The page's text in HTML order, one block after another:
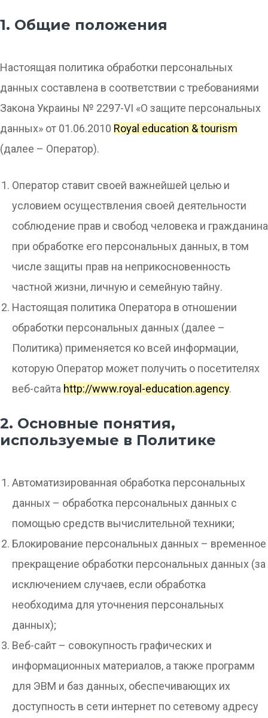
1. Общие положения
Настоящая политика обработки персональных
данных составлена в соответствии с требованиями
Закона Украины № 2297-VI «О защите персональных
данных» от 01.06.2010 Royal education & tourism
(далее – Оператор).
Оператор ставит своей важнейшей целью и
условием осуществления своей деятельности
соблюдение прав и свобод человека и гражданина
при обработке его персональных данных, в том
числе защиты прав на неприкосновенность
частной жизни, личную и семейную тайну.
Настоящая политика Оператора в отношении
обработки персональных данных (далее –
Политика) применяется ко всей информации,
которую Оператор может получить о посетителях
веб-сайта http://www.royal-education.agency.
2. Основные понятия,
используемые в Политике
Автоматизированная обработка персональных
данных – обработка персональных данных с
помощью средств вычислительной техники;
Блокирование персональных данных – временное
прекращение обработки персональных данных (за
исключением случаев, если обработка
необходима для уточнения персональных
данных);
Веб-сайт – совокупность графических и
информационных материалов, а также программ
для ЭВМ и баз данных, обеспечивающих их
доступность в сети интернет по сетевому адресу